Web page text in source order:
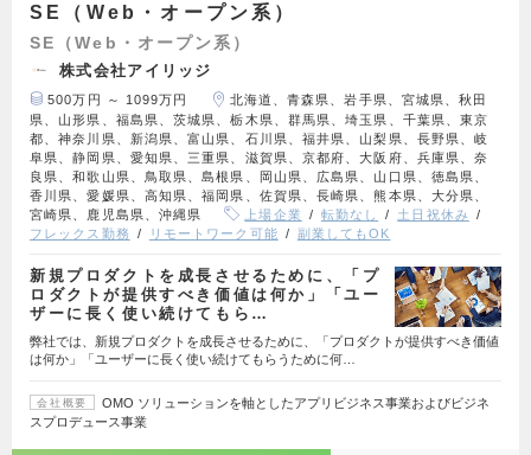
SE（Web・オープン系）
SE（Web・オープン系）
株式会社アイリッジ
500万円 ～ 1099万円
北海道、青森県、岩手県、宮城県、秋田
県、山形県、福島県、茨城県、栃木県、群馬県、埼玉県、千葉県、東京
都、神奈川県、新潟県、富山県、石川県、福井県、山梨県、長野県、岐
阜県、静岡県、愛知県、三重県、滋賀県、京都府、大阪府、兵庫県、奈
良県、和歌山県、鳥取県、島根県、岡山県、広島県、山口県、徳島県、
香川県、愛媛県、高知県、福岡県、佐賀県、長崎県、熊本県、大分県、
宮崎県、鹿児島県、沖縄県
上場企業 転勤なし
土日祝休み
フレックス勤務
リモートワーク可能 副業してもOK
新規プロダクトを成長させるために、「プ
ロダクトが提供すべき価値は何か」「ユー
ザーに長く使い続けてもら…
弊社では、新規プロダクトを成長させるために、「プロダクトが提供すべき価値
は何か」「ユーザーに長く使い続けてもらうために何…
会社概要
OMO ソリューションを軸としたアプリビジネス事業およびビジネ
スプロデュース事業